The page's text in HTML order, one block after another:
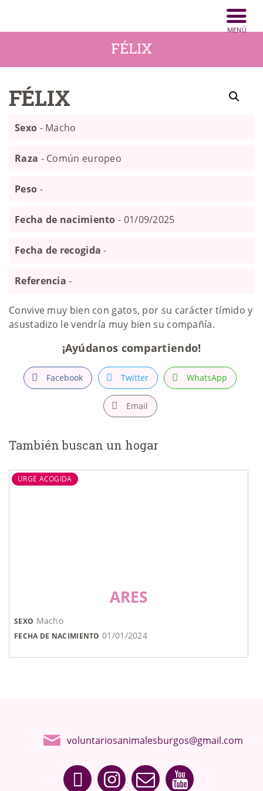
FÉLIX
ANIMALES
NOTICIAS
ACTIVIDADES
CONTACTO
FÉLIX
Sexo - Macho
Raza - Común europeo
Peso -
Fecha de nacimiento - 01/09/2025
Fecha de recogida -
Referencia -
Convive muy bien con gatos, por su carácter tímido y
asustadizo le vendría muy bien su compañía.
¡Ayúdanos compartiendo!
Facebook Twitter WhatsApp
Email
También buscan un hogar
URGE ACOGIDA
ARES
SEXO Macho
FECHA DE NACIMIENTO 01/01/2024
voluntariosanimalesburgos@gmail.com